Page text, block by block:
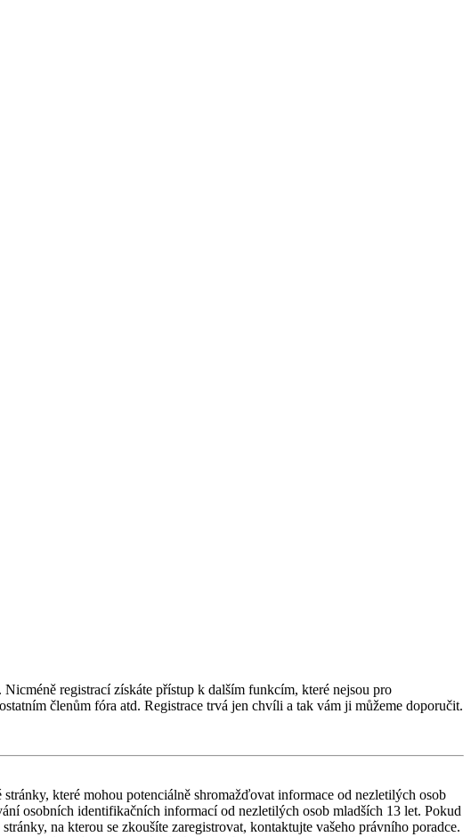
registrací získáte přístup k dalším funkcím, které nejsou pro
členům fóra atd. Registrace trvá jen chvíli a tak vám ji můžeme doporučit.
které mohou potenciálně shromažďovat informace od nezletilých osob
osobních identifikačních informací od nezletilých osob mladších 13 let. Pokud
na kterou se zkoušíte zaregistrovat, kontaktujte vašeho právního poradce.